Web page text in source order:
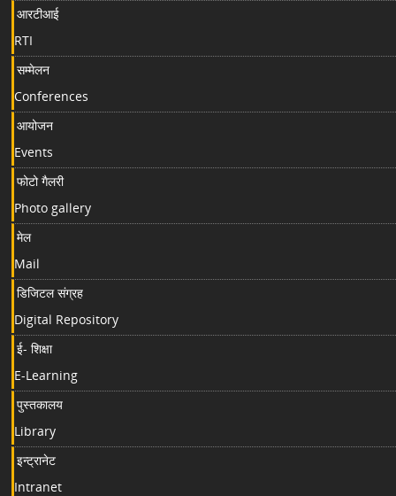
आरटीआई
RTI
सम्मेलन
Conferences
आयोजन
Events
फोटो गैलरी
Photo gallery
मेल
Mail
डिजिटल संग्रह
Digital Repository
ई- शिक्षा
E-Learning
पुस्तकालय
Library
इन्ट्रानेट
Intranet